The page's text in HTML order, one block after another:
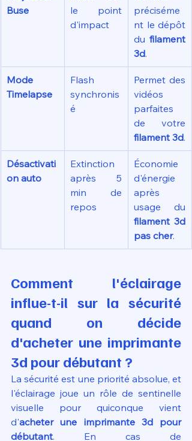
Buse
le point
d'impact
préciséme
nt le dépôt
du filament
3d.
Mode
Timelapse
Flash
synchronis
é
Permet des
vidéos
parfaites
filament 3d.
Désactivati
on auto
Extinction
après 5
min de
repos
Économie
d'énergie
après
filament 3d
pas cher.
Comment l'éclairage
influe-t-il sur la sécurité
quand on décide
d'acheter une imprimante
3d pour débutant ?
La sécurité est une priorité absolue, et
l'éclairage joue un rôle de sentinelle
visuelle pour quiconque vient
d'acheter une imprimante 3d pour
débutant. En cas de